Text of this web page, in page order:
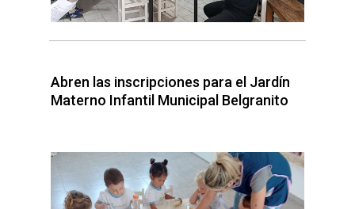
Abren las inscripciones para el Jardín
Materno Infantil Municipal Belgranito